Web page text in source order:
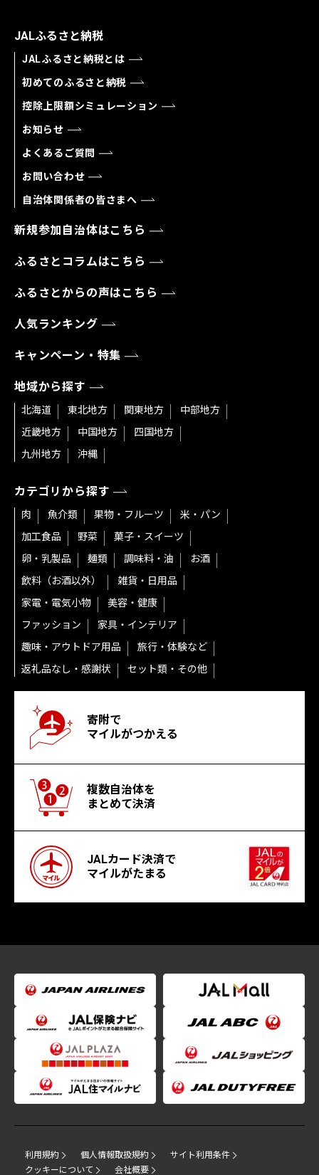
JALふるさと納税
JALふるさと納税とは
初めてのふるさと納税
控除上限額シミュレーション
お知らせ
よくあるご質問
お問い合わせ
自治体関係者の皆さまへ
新規参加自治体はこちら
ふるさとコラムはこちら
ふるさとからの声はこちら
人気ランキング
キャンペーン・特集
地域から探す
北海道 東北地方 関東地方
中部地方
近畿地方
中国地方
四国地方
九州地方
沖縄
カテゴリから探す
肉 魚介類 果物・フルーツ
米・パン
加工食品
野菜
菓子・スイーツ
卵・乳製品
麺類 調味料・油
お酒
飲料（お酒以外）
雑貨・日用品
家電・電気小物
美容・健康
ファッション
家具・インテリア
趣味・アウトドア用品
旅行・体験など
返礼品なし・感謝状
セット類・その他
寄附で
マイルがつかえる
複数自治体を
まとめて決済
JALカード決済で
マイルがたまる
利用規約 個人情報取扱規約
サイト利用条件
クッキーについて
会社概要